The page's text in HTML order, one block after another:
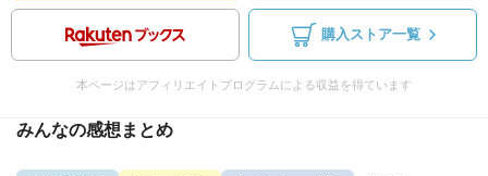
購入ストア一覧
本ページはアフィリエイトプログラムによる収益を得ています
みんなの感想まとめ